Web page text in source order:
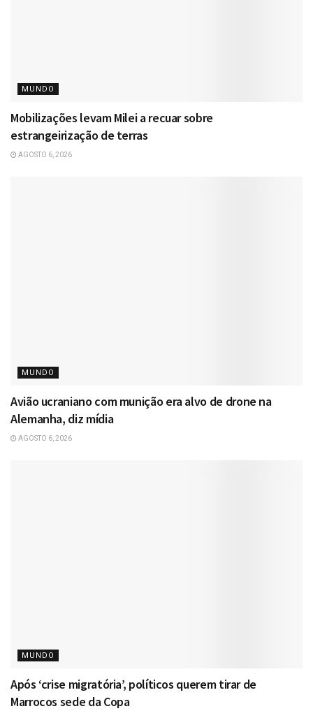
MUNDO
Mobilizações levam Milei a recuar sobre
estrangeirização de terras
AGOSTO 6, 2026
MUNDO
Avião ucraniano com munição era alvo de drone na
Alemanha, diz mídia
AGOSTO 6, 2026
MUNDO
Após ‘crise migratória’, políticos querem tirar de
Marrocos sede da Copa